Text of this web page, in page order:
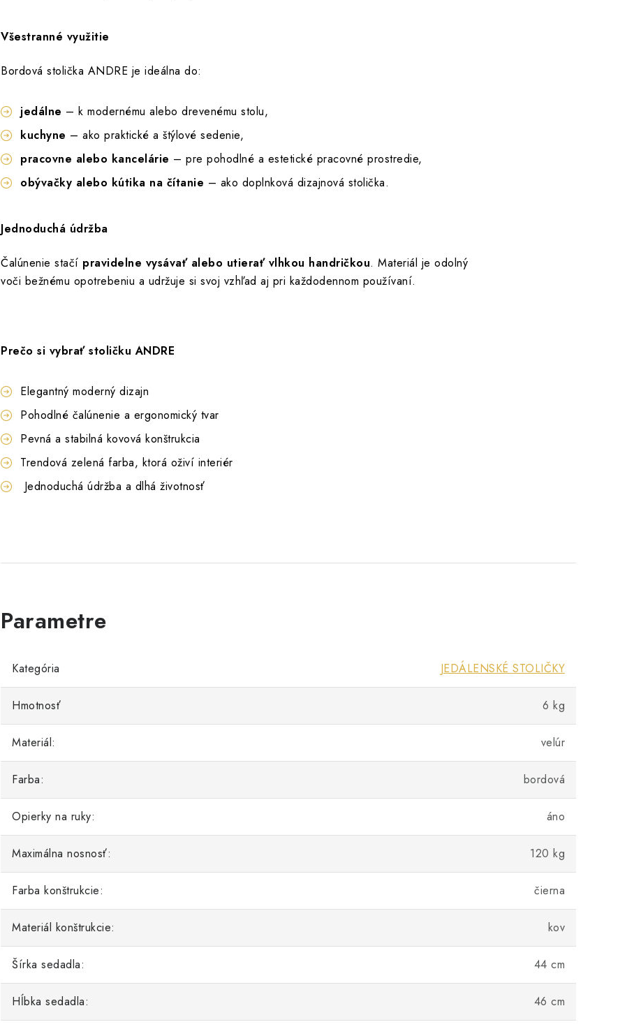
Všestranné využitie
Bordová stolička ANDRE je ideálna do:
jedálne – k modernému alebo drevenému stolu,
kuchyne – ako praktické a štýlové sedenie,
pracovne alebo kancelárie – pre pohodlné a estetické pracovné prostredie,
obývačky alebo kútika na čítanie – ako doplnková dizajnová stolička.
Jednoduchá údržba
Čalúnenie stačí pravidelne vysávať alebo utierať vlhkou handričkou. Materiál je odolný
voči bežnému opotrebeniu a udržuje si svoj vzhľad aj pri každodennom používaní.
Prečo si vybrať stoličku ANDRE
Elegantný moderný dizajn
Pohodlné čalúnenie a ergonomický tvar
Pevná a stabilná kovová konštrukcia
Trendová zelená farba, ktorá oživí interiér
Jednoduchá údržba a dlhá životnosť
Kategória JEDÁLENSKÉ STOLIČKY
Hmotnosť 6 kg
Materiál: velúr
Farba: bordová
Opierky na ruky: áno
Maximálna nosnosť: 120 kg
Farba konštrukcie: čierna
Materiál konštrukcie: kov
Šírka sedadla: 44 cm
Hĺbka sedadla: 46 cm